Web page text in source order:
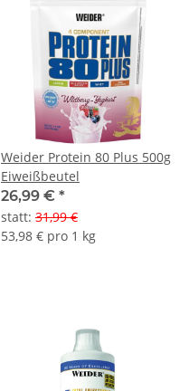
Weider Protein 80 Plus 500g
Eiweißbeutel
26,99 € *
statt: 31,99 €
53,98 € pro 1 kg